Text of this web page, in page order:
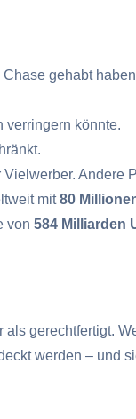
gehabt
verringern könnte.
Andere
mit80
von 584 Milliarden
gerechtfertigt.
werden – und